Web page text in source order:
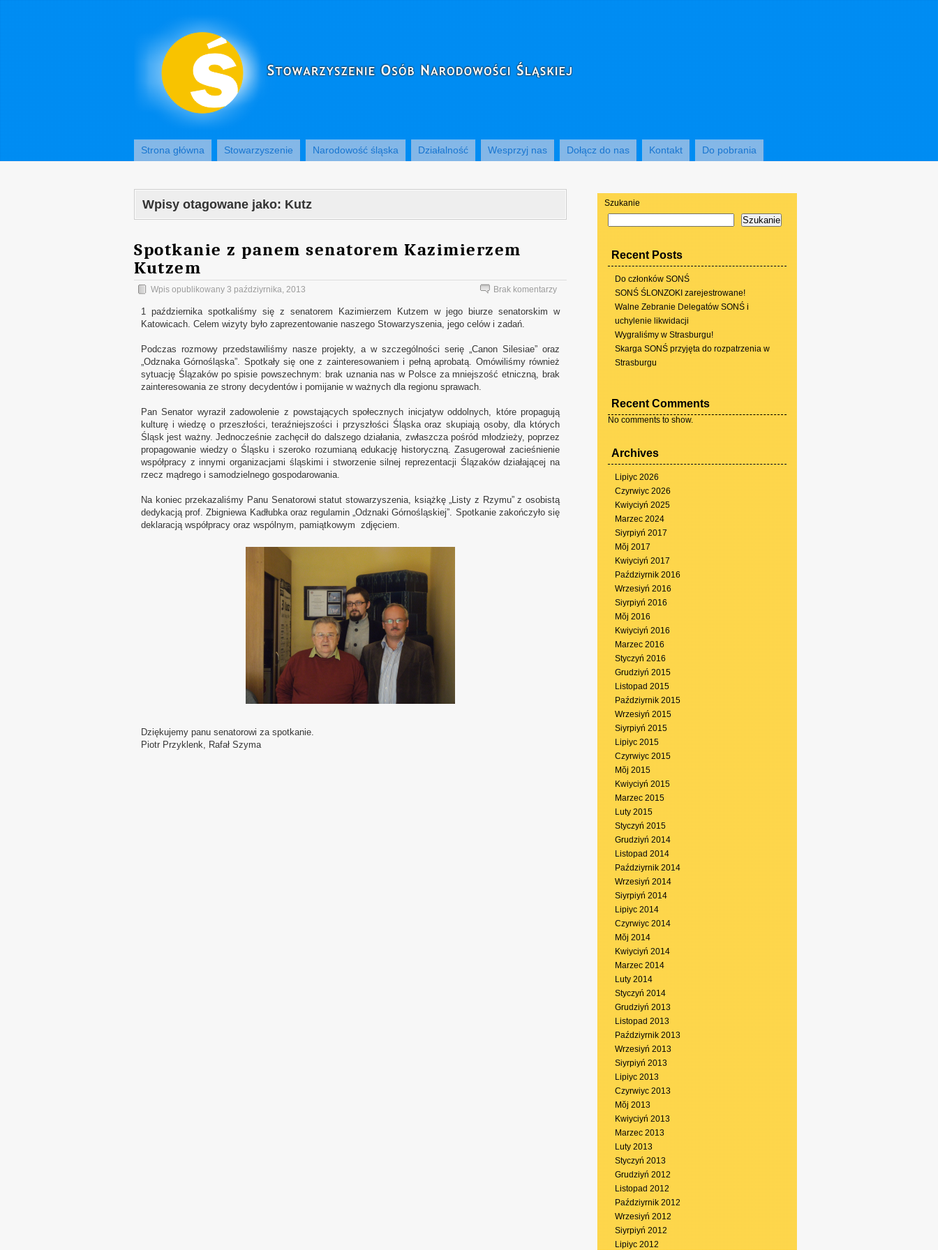
Strona główna Stowarzyszenie Narodowość śląska Działalność Wesprzyj nas Dołącz do nas Kontakt Do pobrania
Wpisy otagowane jako: Kutz
Spotkanie z panem senatorem Kazimierzem
Kutzem
Wpis opublikowany 3 paździyrnika, 2013 Brak komentarzy
1 października spotkaliśmy się z senatorem Kazimierzem Kutzem w jego biurze senatorskim w
Katowicach. Celem wizyty było zaprezentowanie naszego Stowarzyszenia, jego celów i zadań.
Podczas rozmowy przedstawiliśmy nasze projekty, a w szczególności serię „Canon Silesiae” oraz
„Odznaka Górnośląska”. Spotkały się one z zainteresowaniem i pełną aprobatą. Omówiliśmy również
sytuację Ślązaków po spisie powszechnym: brak uznania nas w Polsce za mniejszość etniczną, brak
zainteresowania ze strony decydentów i pomijanie w ważnych dla regionu sprawach.
Pan Senator wyraził zadowolenie z powstających społecznych inicjatyw oddolnych, które propagują
kulturę i wiedzę o przeszłości, teraźniejszości i przyszłości Śląska oraz skupiają osoby, dla których
Śląsk jest ważny. Jednocześnie zachęcił do dalszego działania, zwłaszcza pośród młodzieży, poprzez
propagowanie wiedzy o Śląsku i szeroko rozumianą edukację historyczną. Zasugerował zacieśnienie
współpracy z innymi organizacjami śląskimi i stworzenie silnej reprezentacji Ślązaków działającej na
rzecz mądrego i samodzielnego gospodarowania.
Na koniec przekazaliśmy Panu Senatorowi statut stowarzyszenia, książkę „Listy z Rzymu” z osobistą
dedykacją prof. Zbigniewa Kadłubka oraz regulamin „Odznaki Górnośląskiej”. Spotkanie zakończyło się
deklaracją współpracy oraz wspólnym, pamiątkowym zdjęciem.
Dziękujemy panu senatorowi za spotkanie.
Piotr Przyklenk, Rafał Szyma
Szukanie
Szukanie
Recent Posts
Do członków SONŚ
SONŚ ŚLONZOKI zarejestrowane!
Walne Zebranie Delegatów SONŚ i
uchylenie likwidacji
Wygraliśmy w Strasburgu!
Skarga SONŚ przyjęta do rozpatrzenia w
Strasburgu
Recent Comments
No comments to show.
Archives
Lipiyc 2026
Czyrwiyc 2026
Kwiyciyń 2025
Marzec 2024
Siyrpiyń 2017
Mŏj 2017
Kwiyciyń 2017
Paździyrnik 2016
Wrzesiyń 2016
Siyrpiyń 2016
Mŏj 2016
Kwiyciyń 2016
Marzec 2016
Styczyń 2016
Grudziyń 2015
Listopad 2015
Paździyrnik 2015
Wrzesiyń 2015
Siyrpiyń 2015
Lipiyc 2015
Czyrwiyc 2015
Mŏj 2015
Kwiyciyń 2015
Marzec 2015
Luty 2015
Styczyń 2015
Grudziyń 2014
Listopad 2014
Paździyrnik 2014
Wrzesiyń 2014
Siyrpiyń 2014
Lipiyc 2014
Czyrwiyc 2014
Mŏj 2014
Kwiyciyń 2014
Marzec 2014
Luty 2014
Styczyń 2014
Grudziyń 2013
Listopad 2013
Paździyrnik 2013
Wrzesiyń 2013
Siyrpiyń 2013
Lipiyc 2013
Czyrwiyc 2013
Mŏj 2013
Kwiyciyń 2013
Marzec 2013
Luty 2013
Styczyń 2013
Grudziyń 2012
Listopad 2012
Paździyrnik 2012
Wrzesiyń 2012
Siyrpiyń 2012
Lipiyc 2012